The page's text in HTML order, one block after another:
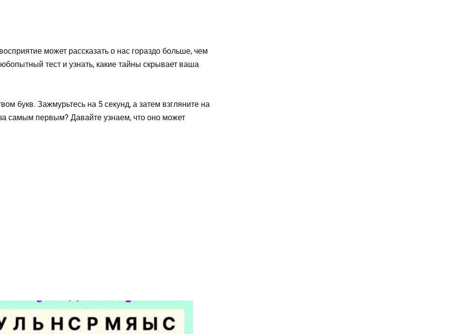
может рассказать о нас гораздо больше, чем
тест и узнать, какие тайны скрывает ваша
букв. Зажмурьтесь на 5 секунд, а затем взгляните на
самым первым? Давайте узнаем, что оно может